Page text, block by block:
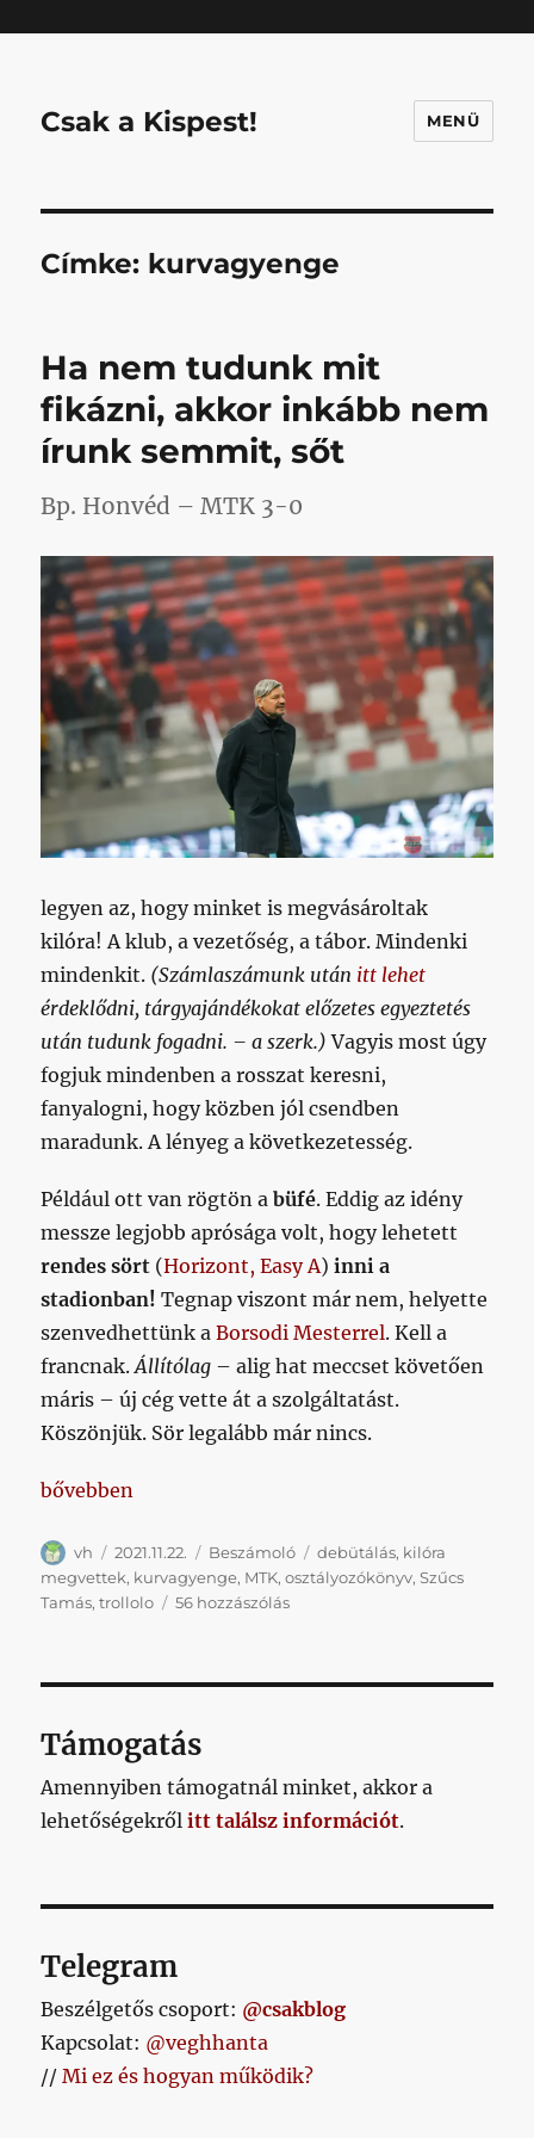
Csak a Kispest! MENÜ
Címke: kurvagyenge
Ha nem tudunk mit
fikázni, akkor inkább nem
írunk semmit, sőt
Bp. Honvéd – MTK 3-0
legyen az, hogy minket is megvásároltak
kilóra! A klub, a vezetőség, a tábor. Mindenki
mindenkit. (Számlaszámunk után itt lehet
érdeklődni, tárgyajándékokat előzetes egyeztetés
után tudunk fogadni. – a szerk.) Vagyis most úgy
fogjuk mindenben a rosszat keresni,
fanyalogni, hogy közben jól csendben
maradunk. A lényeg a következetesség.
Például ott van rögtön abüfé. Eddig az idény
messze legjobb aprósága volt, hogy lehetett
rendes sört (Horizont, Easy A)inni a
stadionban! Tegnap viszont már nem, helyette
szenvedhettünk aBorsodi Mesterrel. Kell a
francnak.Állítólag – alig hat meccset követően
máris – új cég vette át a szolgáltatást.
Köszönjük. Sör legalább már nincs.
„Ha nem tudunk mit fikázni, akkor inkább nem
bővebben
Szerző
vh Közzétéve
2021.11.22. Kategória
Beszámoló Címke
debütálás, kilóra
megvettek, kurvagyenge, MTK,osztályozókönyv,Szűcs
Tamás,trollolo 56 hozzászólásHa
nem
semmit,
bejegyzéshez
Támogatás
Amennyiben támogatnál minket, akkor a
lehetőségekrőlitt találsz információt.
Telegram
Beszélgetős csoport: @csakblog
Kapcsolat: @veghhanta
//Mi ez és hogyan működik?